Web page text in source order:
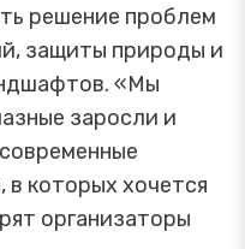
решение проблем
защиты природы и
«Мы
заросли и
в которых хочется
организаторы